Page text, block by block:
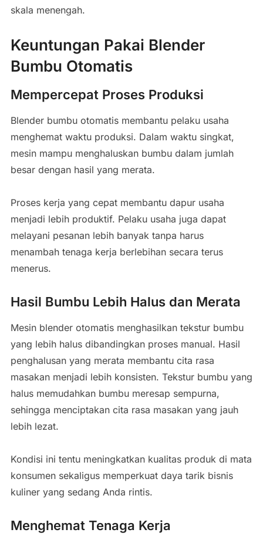
skala menengah.
Keuntungan Pakai Blender
Bumbu Otomatis
Mempercepat Proses Produksi
Blender bumbu otomatis membantu pelaku usaha
menghemat waktu produksi. Dalam waktu singkat,
mesin mampu menghaluskan bumbu dalam jumlah
besar dengan hasil yang merata.
Proses kerja yang cepat membantu dapur usaha
menjadi lebih produktif. Pelaku usaha juga dapat
melayani pesanan lebih banyak tanpa harus
menambah tenaga kerja berlebihan secara terus
menerus.
Hasil Bumbu Lebih Halus dan Merata
Mesin blender otomatis menghasilkan tekstur bumbu
yang lebih halus dibandingkan proses manual. Hasil
penghalusan yang merata membantu cita rasa
masakan menjadi lebih konsisten. Tekstur bumbu yang
halus memudahkan bumbu meresap sempurna,
sehingga menciptakan cita rasa masakan yang jauh
lebih lezat.
Kondisi ini tentu meningkatkan kualitas produk di mata
konsumen sekaligus memperkuat daya tarik bisnis
kuliner yang sedang Anda rintis.
Menghemat Tenaga Kerja